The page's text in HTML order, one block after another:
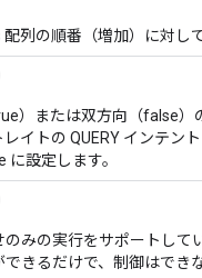
列の順番（増加）に対し
）または双方向（false）
イトの QUERY インテン
設定します。
みの実行をサポートして
きるだけで、制御はでき